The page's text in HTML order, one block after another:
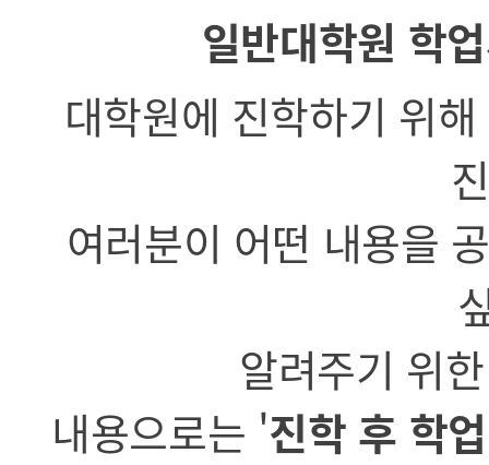
일반대학원 학
대학원에 진학하기 위
여러분이 어떤 내용을
알려주기 위
내용으로는 '진학 후 학